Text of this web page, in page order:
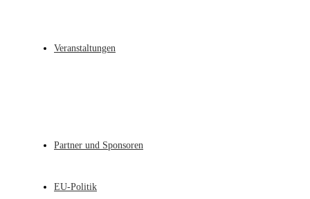
Veranstaltungen
Partner und Sponsoren
EU-Politik